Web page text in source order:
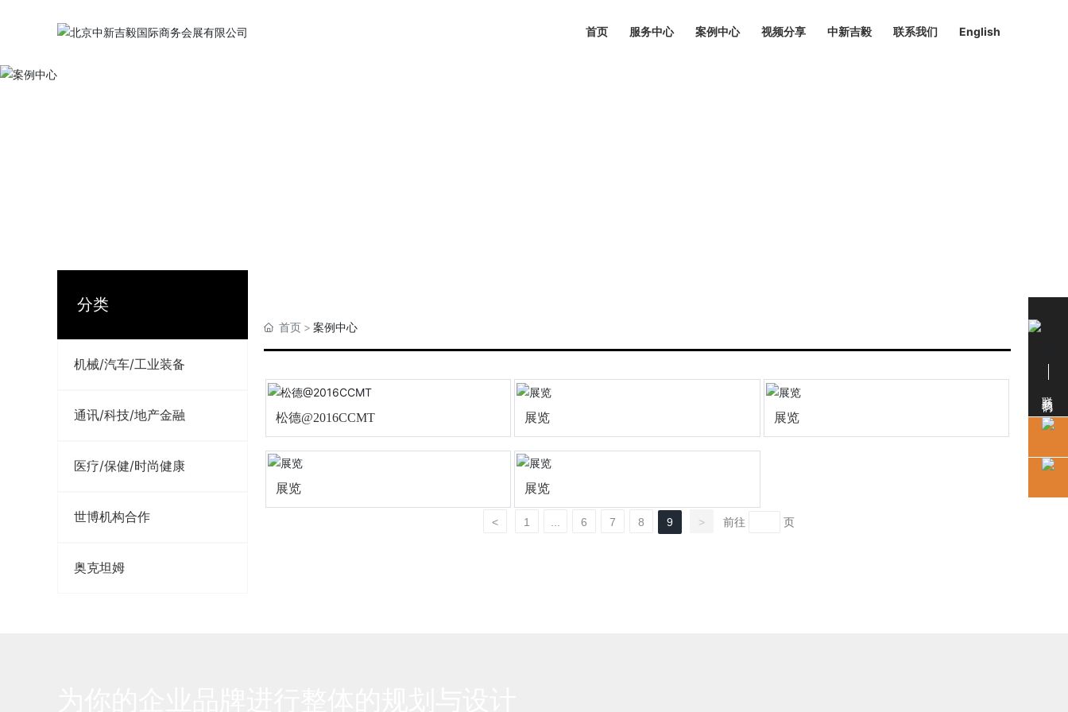
首页 服务中心 案例中心 视频分享 中新吉毅 联系我们 English
分类
机械/汽车/工业装备
通讯/科技/地产金融
医疗/保健/时尚健康
世博机构合作
奥克坦姆
首页 案例中心
松德@2016CCMT 展览 展览
展览 展览
< 1 ... 6 7 8 9 > 前往 页